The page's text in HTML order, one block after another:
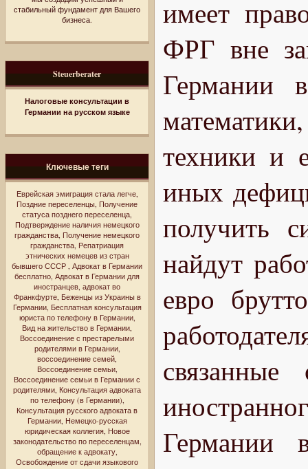
стабильный фундамент для Вашего
бизнеса.
Steuerberater
Налоговые консультации в
Германии на русском языке
Ключевые теги
Еврейская эмиграция стала легче,
Поздние переселенцы, Получение
статуса позднего переселенца,
Подтверждение наличия немецкого
гражданства, Получение немецкого
гражданства, Репатриация
этнических немецев из стран
бывшего СССР , Адвокат в Германии
бесплатно, Адвокат в Германии для
иностранцев, адвокат во
Франкфурте, Беженцы из Украины в
Германии, Бесплатная консультация
юриста по телефону в Германии,
Вид на жительство в Германии,
Воссоединение с престарелыми
родителями в Германии,
воссоединение семей,
Воссоединение семьи,
Воссоединение семьи в Германии с
родителями, Консультация адвоката
по телефону (в Германии),
Консультация русского адвоката в
Германии, Немецко-русская
юридическая коллегия, Новое
законодательство по переселенцам,
обращение к адвокату,
Освобождение от сдачи языкового
имеет
ФРГ вне
Германии
техники и
иных
получить
найдут
евро
Германии